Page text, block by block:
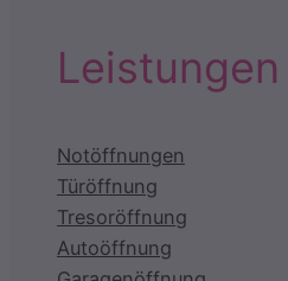
Leistungen
Notöffnungen
Türöffnung
Tresoröffnung
Autoöffnung